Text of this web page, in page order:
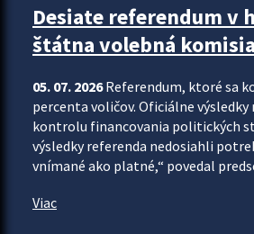
Desiate referendum v
štátna volebná komisia
05. 07. 2026Referendum, ktoré sa
percenta voličov. Oficiálne
kontrolu financovania politických
výsledky referenda nedosiahli
vnímané ako platné,“ povedal
Viac